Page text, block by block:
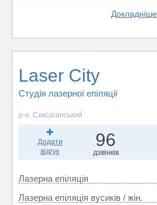
Докладніше
Laser City
Студія лазерної епіляції
р-н. Саксаганський
Додати
відгук
96
дзвінків
Лазерна епіляція
Лазерна епіляція вусиків / жін.